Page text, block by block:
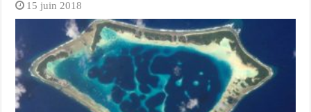
15 juin 2018